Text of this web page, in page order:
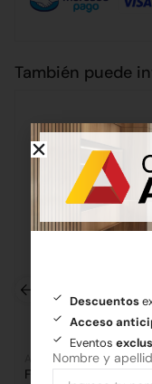
También puede
Artículos varios
Fratacho Plástico
Descuentos
Acceso
Eventos
Nombre y